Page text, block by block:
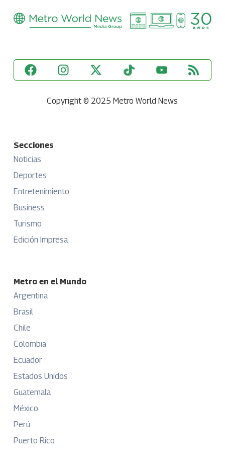
Copyright © 2025 Metro World News
Secciones
Noticias
Deportes
Entretenimiento
Business
Turismo
Edición Impresa
Metro en el Mundo
Argentina
Brasil
Chile
Colombia
Ecuador
Estados Unidos
Guatemala
México
Perú
Puerto Rico